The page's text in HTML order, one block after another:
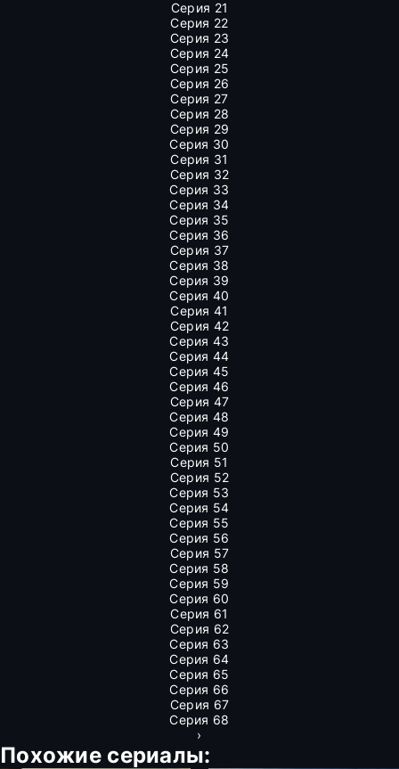
Серия 21
Серия 22
Серия 23
Серия 24
Серия 25
Серия 26
Серия 27
Серия 28
Серия 29
Серия 30
Серия 31
Серия 32
Серия 33
Серия 34
Серия 35
Серия 36
Серия 37
Серия 38
Серия 39
Серия 40
Серия 41
Серия 42
Серия 43
Серия 44
Серия 45
Серия 46
Серия 47
Серия 48
Серия 49
Серия 50
Серия 51
Серия 52
Серия 53
Серия 54
Серия 55
Серия 56
Серия 57
Серия 58
Серия 59
Серия 60
Серия 61
Серия 62
Серия 63
Серия 64
Серия 65
Серия 66
Серия 67
Серия 68
›
Похожие сериалы: